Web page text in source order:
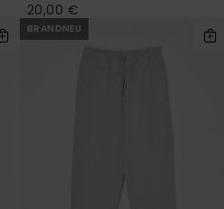
20,00 €
BRANDNEU